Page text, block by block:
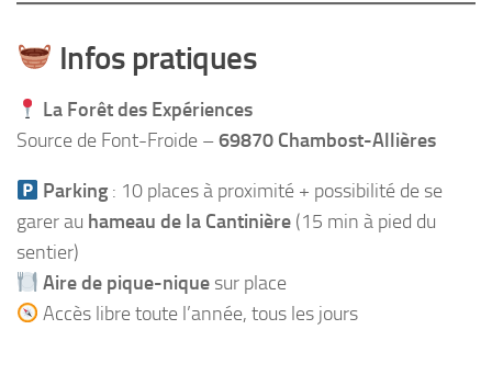
Infos pratiques
La Forêt des Expériences
Source de Font-Froide –69870 Chambost-Allières
Parking : 10 places à proximité + possibilité de se
garer au hameau de la Cantinière (15 min à pied du
sentier)
Aire de pique-nique sur place
Accès libre toute l’année, tous les jours